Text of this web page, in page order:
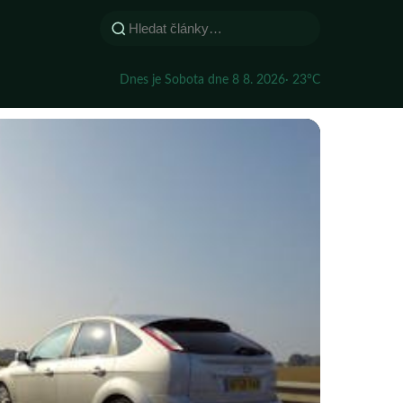
Dnes je Sobota dne 8 8. 2026· 23°C